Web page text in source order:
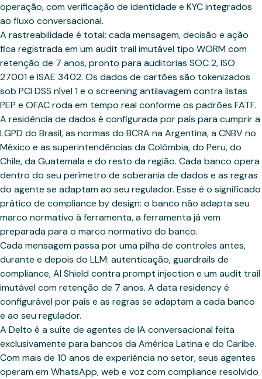
operação, com verificação de identidade e KYC integrados
ao fluxo conversacional.
A rastreabilidade é total: cada mensagem, decisão e ação
fica registrada em um audit trail imutável tipo WORM com
retenção de 7 anos, pronto para auditorias SOC 2, ISO
27001 e ISAE 3402. Os dados de cartões são tokenizados
sob PCI DSS nível 1 e o screening antilavagem contra listas
PEP e OFAC roda em tempo real conforme os padrões FATF.
A residência de dados é configurada por país para cumprir a
LGPD do Brasil, as normas do BCRA na Argentina, a CNBV no
México e as superintendências da Colômbia, do Peru, do
Chile, da Guatemala e do resto da região. Cada banco opera
dentro do seu perímetro de soberania de dados e as regras
do agente se adaptam ao seu regulador. Esse é o significado
prático de compliance by design: o banco não adapta seu
marco normativo à ferramenta, a ferramenta já vem
preparada para o marco normativo do banco.
Cada mensagem passa por uma pilha de controles antes,
durante e depois do LLM: autenticação, guardrails de
compliance, AI Shield contra prompt injection e um audit trail
imutável com retenção de 7 anos. A data residency é
configurável por país e as regras se adaptam a cada banco
e ao seu regulador.
A Delto é a suíte de agentes de IA conversacional feita
exclusivamente para bancos da América Latina e do Caribe.
Com mais de 10 anos de experiência no setor, seus agentes
operam em WhatsApp, web e voz com compliance resolvido